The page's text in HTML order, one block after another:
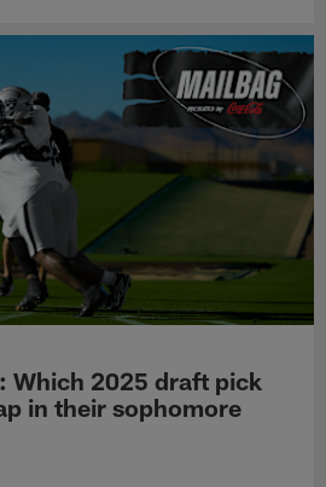
Which 2025 draft pick
in their sophomore